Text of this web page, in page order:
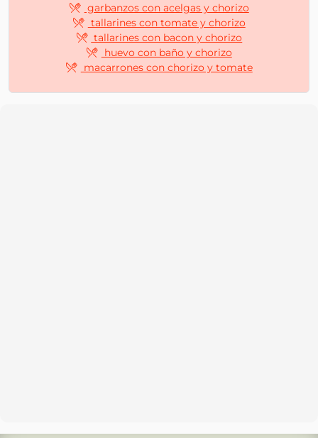
garbanzos con acelgas y chorizo
tallarines con tomate y chorizo
tallarines con bacon y chorizo
huevo con baño y chorizo
macarrones con chorizo y tomate